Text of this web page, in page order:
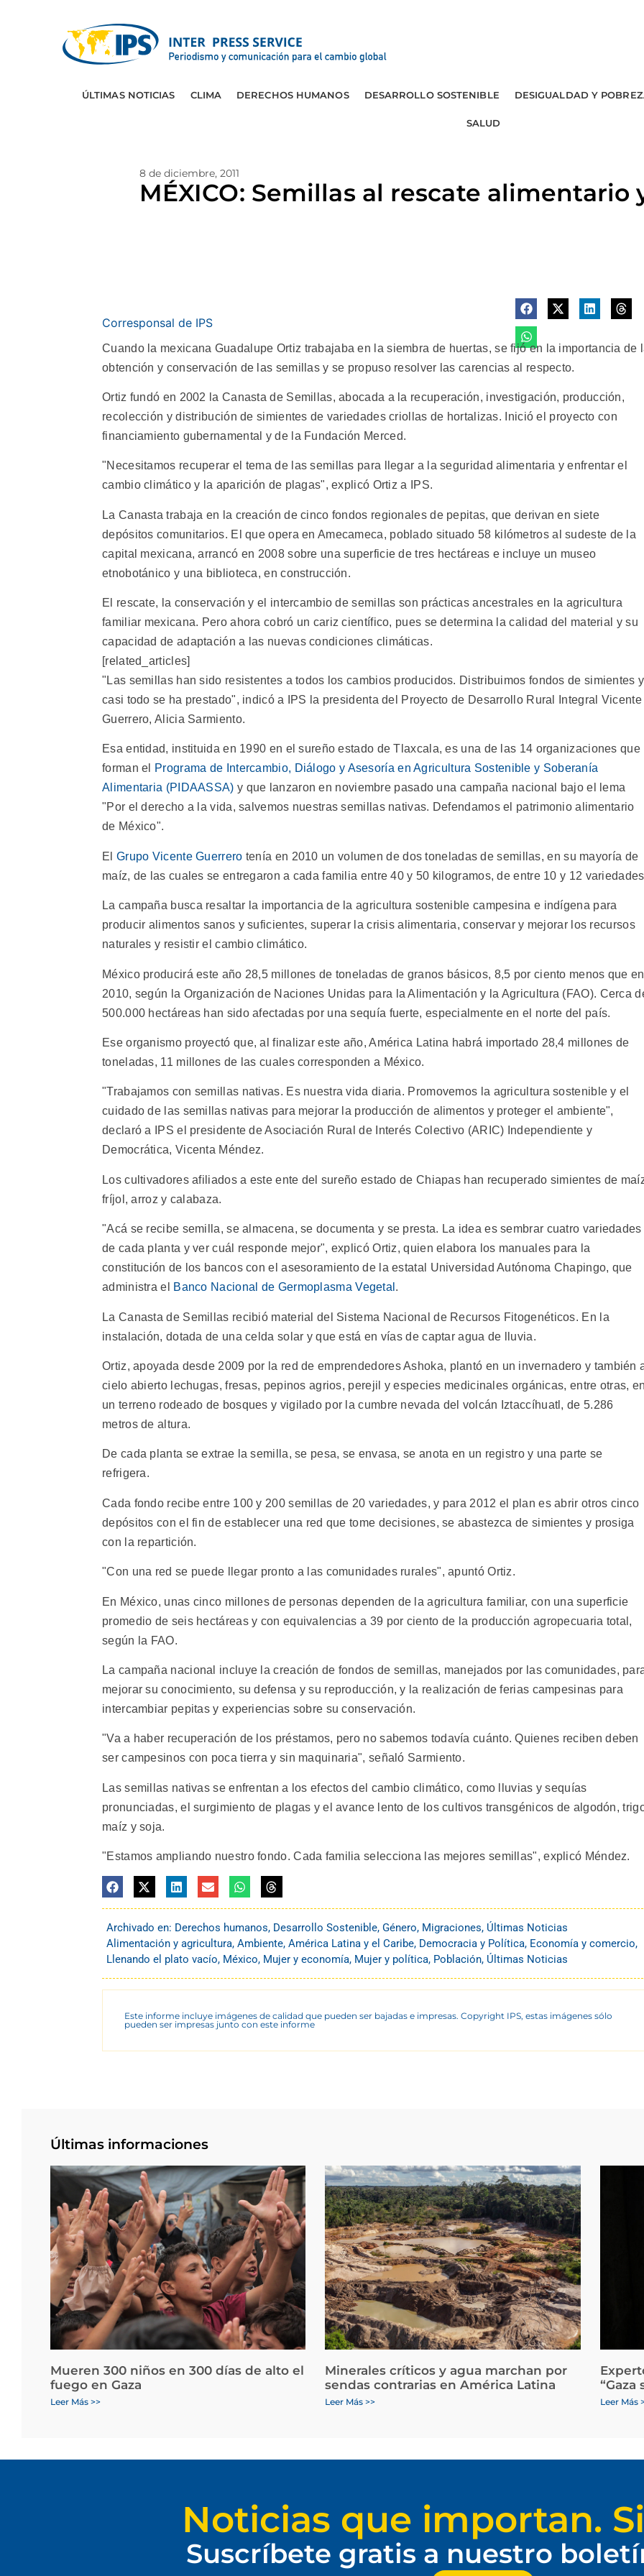
ÚLTIMAS NOTICIAS CLIMA DERECHOS HUMANOS DESARROLLO SOSTENIBLE DESIGUALDAD Y
SALUD
8 de diciembre, 2011
MÉXICO: Semillas al rescate
Corresponsal de IPS
Cuando la mexicana Guadalupe Ortiz trabajaba en la siembra de huertas, se fijó en la importancia de
obtención y conservación de las semillas y se propuso resolver las carencias al respecto.
Ortiz fundó en 2002 la Canasta de Semillas, abocada a la recuperación, investigación, producción,
recolección y distribución de simientes de variedades criollas de hortalizas. Inició el proyecto con
financiamiento gubernamental y de la Fundación Merced.
"Necesitamos recuperar el tema de las semillas para llegar a la seguridad alimentaria y enfrentar el
cambio climático y la aparición de plagas", explicó Ortiz a IPS.
La Canasta trabaja en la creación de cinco fondos regionales de pepitas, que derivan en siete
depósitos comunitarios. El que opera en Amecameca, poblado situado 58 kilómetros al sudeste de la
capital mexicana, arrancó en 2008 sobre una superficie de tres hectáreas e incluye un museo
etnobotánico y una biblioteca, en construcción.
El rescate, la conservación y el intercambio de semillas son prácticas ancestrales en la agricultura
familiar mexicana. Pero ahora cobró un cariz científico, pues se determina la calidad del material y su
capacidad de adaptación a las nuevas condiciones climáticas.
[related_articles]
"Las semillas han sido resistentes a todos los cambios producidos. Distribuimos fondos de simientes y
casi todo se ha prestado", indicó a IPS la presidenta del Proyecto de Desarrollo Rural Integral Vicente
Guerrero, Alicia Sarmiento.
Esa entidad, instituida en 1990 en el sureño estado de Tlaxcala, es una de las 14 organizaciones que
forman el
Programa de Intercambio, Diálogo y Asesoría en Agricultura Sostenible y Soberanía
Alimentaria (PIDAASSA) y que lanzaron en noviembre pasado una campaña nacional bajo el lema
"Por el derecho a la vida, salvemos nuestras semillas nativas. Defendamos el patrimonio alimentario
de México".
El Grupo Vicente Guerrero tenía en 2010 un volumen de dos toneladas de semillas, en su mayoría de
maíz, de las cuales se entregaron a cada familia entre 40 y 50 kilogramos, de entre 10 y 12
La campaña busca resaltar la importancia de la agricultura sostenible campesina e indígena para
producir alimentos sanos y suficientes, superar la crisis alimentaria, conservar y mejorar los recursos
naturales y resistir el cambio climático.
México producirá este año 28,5 millones de toneladas de granos básicos, 8,5 por ciento menos que en
2010, según la Organización de Naciones Unidas para la Alimentación y la Agricultura (FAO). Cerca
500.000 hectáreas han sido afectadas por una sequía fuerte, especialmente en el norte del país.
Ese organismo proyectó que, al finalizar este año, América Latina habrá importado 28,4 millones de
toneladas, 11 millones de las cuales corresponden a México.
"Trabajamos con semillas nativas. Es nuestra vida diaria. Promovemos la agricultura sostenible y el
cuidado de las semillas nativas para mejorar la producción de alimentos y proteger el ambiente",
declaró a IPS el presidente de Asociación Rural de Interés Colectivo (ARIC) Independiente y
Democrática, Vicenta Méndez.
Los cultivadores afiliados a este ente del sureño estado de Chiapas han recuperado simientes de
fríjol, arroz y calabaza.
"Acá se recibe semilla, se almacena, se documenta y se presta. La idea es sembrar cuatro variedades
de cada planta y ver cuál responde mejor", explicó Ortiz, quien elabora los manuales para la
constitución de los bancos con el asesoramiento de la estatal Universidad Autónoma Chapingo, que
administra el
Banco Nacional de Germoplasma Vegetal .
La Canasta de Semillas recibió material del Sistema Nacional de Recursos Fitogenéticos. En la
instalación, dotada de una celda solar y que está en vías de captar agua de lluvia.
Ortiz, apoyada desde 2009 por la red de emprendedores Ashoka, plantó en un invernadero y también
cielo abierto lechugas, fresas, pepinos agrios, perejil y especies medicinales orgánicas, entre otras,
un terreno rodeado de bosques y vigilado por la cumbre nevada del volcán Iztaccíhuatl, de 5.286
metros de altura.
De cada planta se extrae la semilla, se pesa, se envasa, se anota en un registro y una parte se
refrigera.
Cada fondo recibe entre 100 y 200 semillas de 20 variedades, y para 2012 el plan es abrir otros cinco
depósitos con el fin de establecer una red que tome decisiones, se abastezca de simientes y prosiga
con la repartición.
"Con una red se puede llegar pronto a las comunidades rurales", apuntó Ortiz.
En México, unas cinco millones de personas dependen de la agricultura familiar, con una superficie
promedio de seis hectáreas y con equivalencias a 39 por ciento de la producción agropecuaria total,
según la FAO.
La campaña nacional incluye la creación de fondos de semillas, manejados por las comunidades,
mejorar su conocimiento, su defensa y su reproducción, y la realización de ferias campesinas para
intercambiar pepitas y experiencias sobre su conservación.
"Va a haber recuperación de los préstamos, pero no sabemos todavía cuánto. Quienes reciben deben
ser campesinos con poca tierra y sin maquinaria", señaló Sarmiento.
Las semillas nativas se enfrentan a los efectos del cambio climático, como lluvias y sequías
pronunciadas, el surgimiento de plagas y el avance lento de los cultivos transgénicos de algodón,
maíz y soja.
"Estamos ampliando nuestro fondo. Cada familia selecciona las mejores semillas", explicó Méndez.
Archivado en: Derechos humanos, Desarrollo Sostenible, Género, Migraciones, Últimas Noticias
Alimentación y agricultura, Ambiente, América Latina y el Caribe, Democracia y Política, Economía y comercio,
Llenando el plato vacío, México, Mujer y economía, Mujer y política, Población, Últimas Noticias
Este informe incluye imágenes de calidad que pueden ser bajadas e impresas. Copyright IPS, estas imágenes sólo
pueden ser impresas junto con este informe
Últimas informaciones
Mueren 300 niños en 300 días de alto el
fuego en Gaza
Leer Más >>
Minerales críticos y agua marchan por
sendas contrarias en América Latina
Leer Más >>
“Gaza
Leer Más
Noticias que importan.
Suscríbete gratis a nuestro